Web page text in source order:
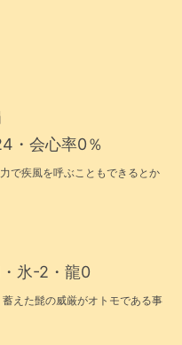
・会心率0％
で疾風を呼ぶこともできるとか
氷-2・龍0
えた髭の威厳がオトモである事